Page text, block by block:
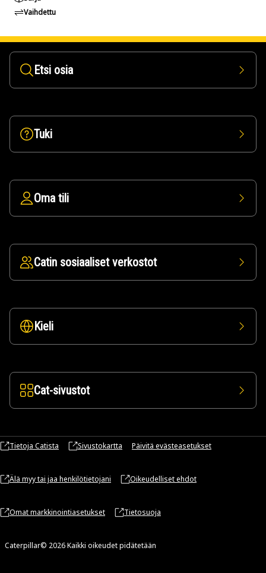
Vaihdettu
Etsi osia
Tuki
Oma tili
Catin sosiaaliset verkostot
Kieli
Cat-sivustot
Tietoja Catista Sivustokartta Päivitä evästeasetukset
Älä myy tai jaa henkilötietojani Oikeudelliset ehdot
Omat markkinointiasetukset Tietosuoja
Caterpillar© 2026 Kaikki oikeudet pidätetään